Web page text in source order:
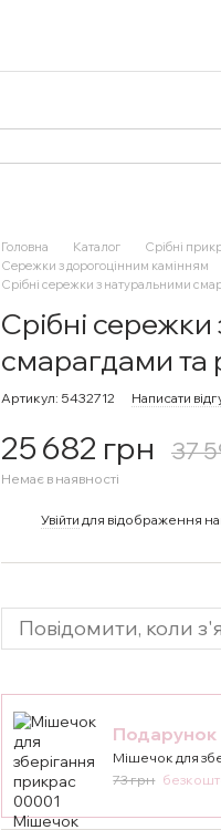
Головна Каталог Срібні
Сережки з дорогоцінним камінням
Срібні сережки з натуральними
Срібні
смарагдами
Артикул: 5432712 Написати
25 682 грн 37
Немає в наявності
Увійти для відображення
Повідомити, коли
Подарунок
Мішечок для
73 грн